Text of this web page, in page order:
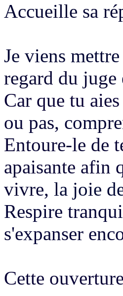
Accueille sa
Je viens
regard du juge
Car que tu
ou pas,
Entoure-le de
apaisante afin
vivre, la joie
Respire
s'expanser
Cette ouverture